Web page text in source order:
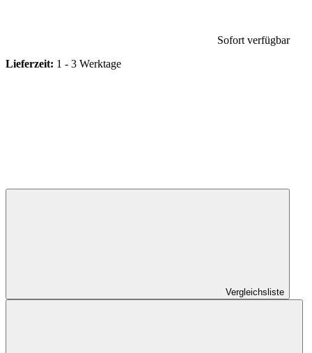
Sofort verfügbar
Lieferzeit: 1 - 3 Werktage
Vergleichsliste